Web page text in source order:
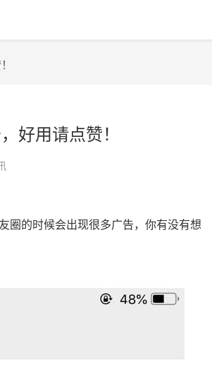
好用请点赞！
圈的时候会出现很多广告，你有没有想